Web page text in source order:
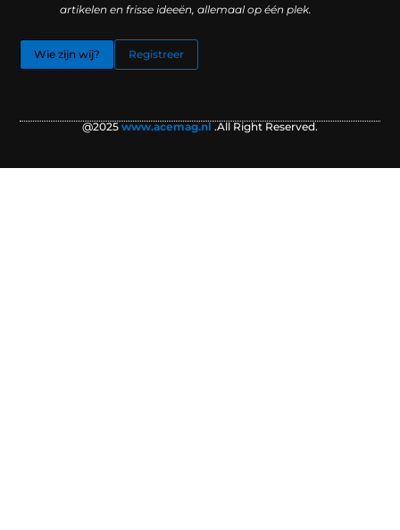
artikelen en frisse ideeën, allemaal op één plek.
Wie zijn wij? Registreer
@2025www.acemag.nl .All Right Reserved.